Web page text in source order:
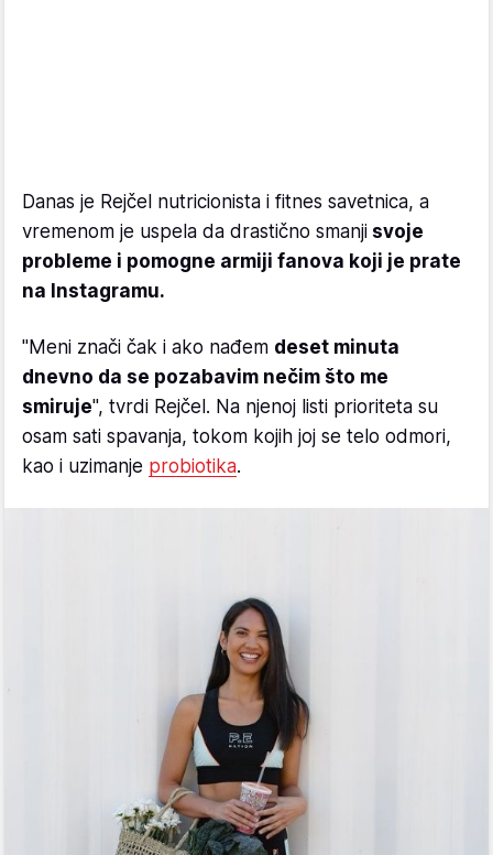
Danas je Rejčel nutricionista i fitnes savetnica, a
vremenom je uspela da drastično smanji svoje
probleme i pomogne armiji fanova koji je prate
na Instagramu.
"Meni znači čak i ako nađem deset minuta
dnevno da se pozabavim nečim što me
smiruje", tvrdi Rejčel. Na njenoj listi prioriteta su
osam sati spavanja, tokom kojih joj se telo odmori,
kao i uzimanje probiotika.